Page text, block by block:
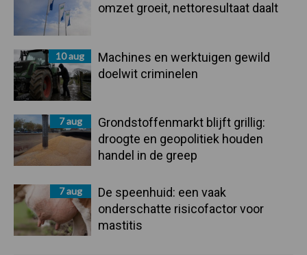
omzet groeit, nettoresultaat daalt
10 aug
Machines en werktuigen gewild
doelwit criminelen
7 aug
Grondstoffenmarkt blijft grillig:
droogte en geopolitiek houden
handel in de greep
7 aug
De speenhuid: een vaak
onderschatte risicofactor voor
mastitis